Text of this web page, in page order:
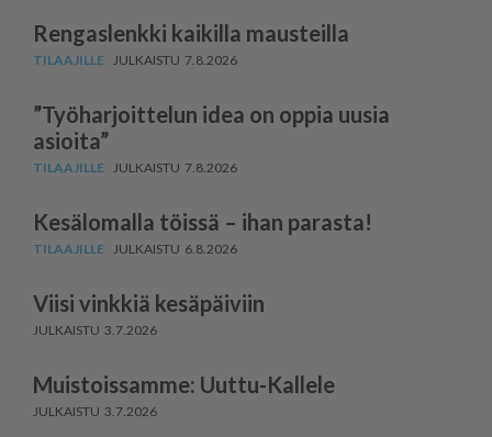
Rengaslenkki kaikilla mausteilla
7.8.2026
”Työharjoittelun idea on oppia uusia
asioita”
7.8.2026
Kesälomalla töissä – ihan parasta!
6.8.2026
Viisi vinkkiä kesäpäiviin
3.7.2026
Muistoissamme: Uuttu-Kallele
3.7.2026